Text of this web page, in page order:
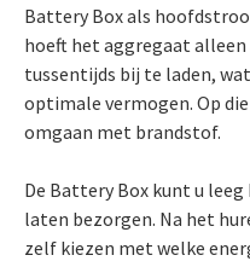
Battery Box als
hoeft het aggregaat
tussentijds bij te laden,
optimale vermogen. Op
omgaan met brandstof.
De Battery Box kunt u
laten bezorgen. Na het
zelf kiezen met welke